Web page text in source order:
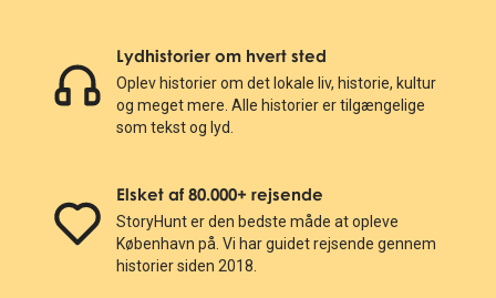
Lydhistorier om hvert sted
Oplev historier om det lokale liv, historie, kultur
og meget mere. Alle historier er tilgængelige
som tekst og lyd.
Elsket af 80.000+ rejsende
StoryHunt er den bedste måde at opleve
København på. Vi har guidet rejsende gennem
historier siden 2018.